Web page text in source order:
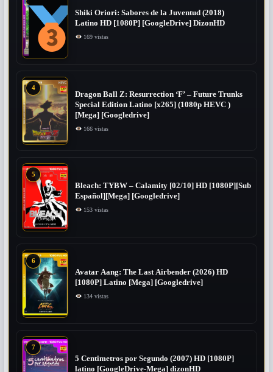
Shiki Oriori: Sabores de la Juventud (2018)
Latino HD [1080P] [GoogleDrive] DizonHD
169 vistas
4
Dragon Ball Z: Resurrection ‘F’ – Future Trunks
Special Edition Latino [x265] (1080p HEVC )
[Mega] [Googledrive]
166 vistas
5
Bleach: TYBW – Calamity [02/10] HD [1080P][Sub
Español][Mega] [Googledrive]
153 vistas
6
Avatar Aang: The Last Airbender (2026) HD
[1080P] Latino [Mega] [Googledrive]
134 vistas
7
5 Centimetros por Segundo (2007) ​HD [1080P]
latino [GoogleDrive-Mega] dizonHD